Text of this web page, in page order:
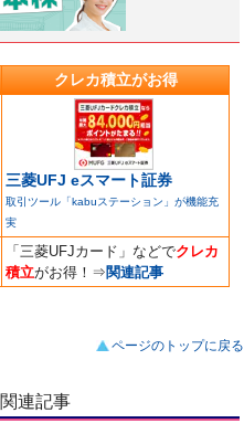
クレカ積立がお得
三菱UFJ eスマート証券
取引ツール「kabuステーション」が機能充
実
「三菱UFJカード」などでクレカ
積立がお得！ ⇒ 関連記事
ページのトップに戻る
連記事